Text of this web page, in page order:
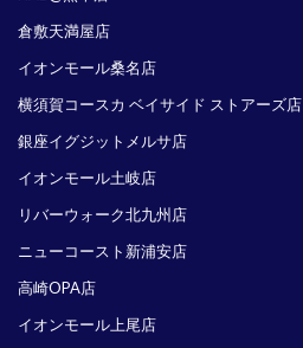
倉敷天満屋店
イオンモール桑名店
横須賀コースカ ベイサイド ストアーズ店
銀座イグジットメルサ店
イオンモール土岐店
リバーウォーク北九州店
ニューコースト新浦安店
高崎OPA店
イオンモール上尾店